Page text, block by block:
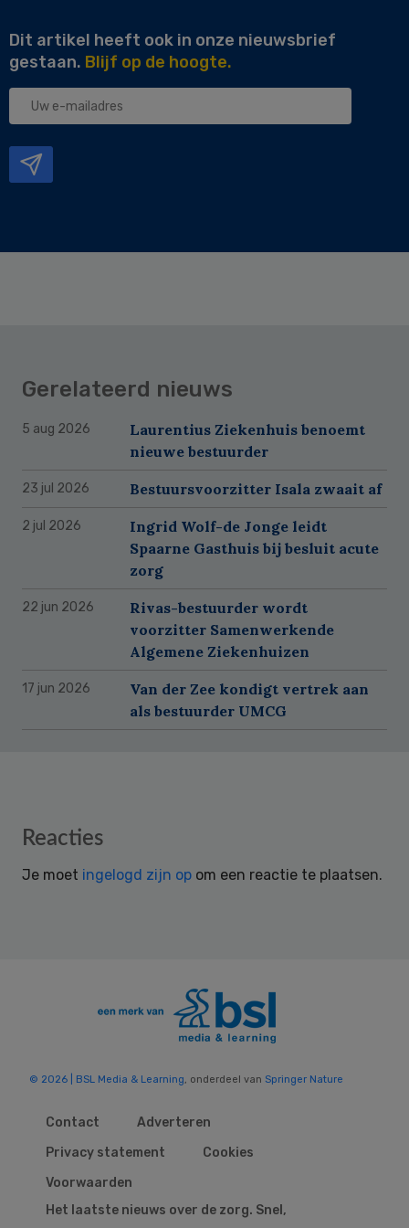
Dit artikel heeft ook in onze nieuwsbrief
gestaan. Blijf op de hoogte.
Uw
Gerelateerd nieuws
5 aug 2026
Laurentius Ziekenhuis benoemt
nieuwe bestuurder
23 jul 2026 Bestuursvoorzitter Isala zwaait af
2 jul 2026
Ingrid Wolf-de Jonge leidt
Spaarne Gasthuis bij besluit acute
zorg
22 jun 2026
Rivas-bestuurder wordt
voorzitter Samenwerkende
Algemene Ziekenhuizen
17 jun 2026
Van der Zee kondigt vertrek aan
als bestuurder UMCG
Reader
Reacties
Je moet ingelogd zijn op om een reactie te plaatsen.
© 2026 | BSL Media & Learning, onderdeel van Springer Nature
Contact
Adverteren
Privacy statement
Cookies
Voorwaarden
Het laatste nieuws over de zorg. Snel,